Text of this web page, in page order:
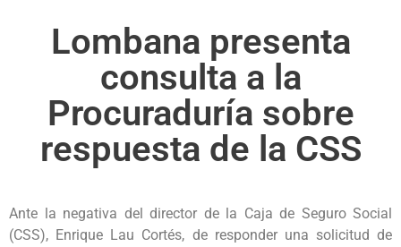
Lombana presenta
consulta a la
Procuraduría sobre
respuesta de la CSS
Ante la negativa del director de la Caja de Seguro Social
(CSS), Enrique Lau Cortés, de responder una solicitud de